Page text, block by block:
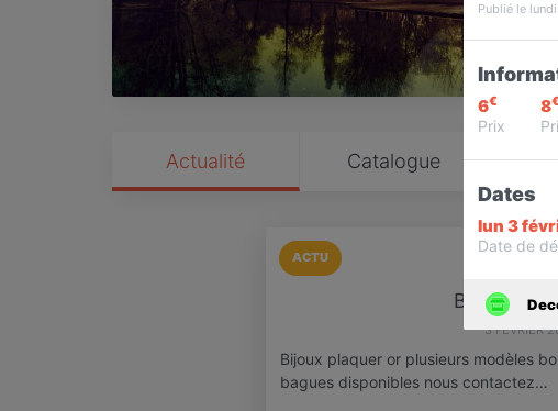
Actualité Catalogue
ACTU
Bijoux de
3 FÉVRIER
Bijoux plaquer or plusieurs modèles
bagues disponibles nous contactez…
Publié le
6€
Prix
8€
Dates
lun 3
Date de